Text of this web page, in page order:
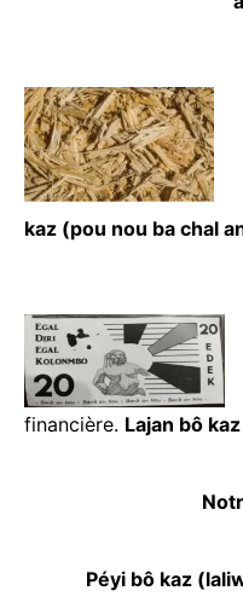
énergie.Énewji bô kaz
gaz)